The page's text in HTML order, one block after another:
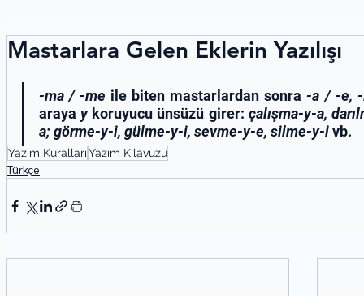
Mastarlara Gelen Eklerin Yazılışı
-ma / -me ile biten mastarlardan sonra -a / -e,
araya y koruyucu ünsüzü girer: çalışma-y-a,
a; görme-y-i, gülme-y-i, sevme-y-e, silme-y-i vb.
Yazım KurallarıYazım Kılavuzu
Türkçe